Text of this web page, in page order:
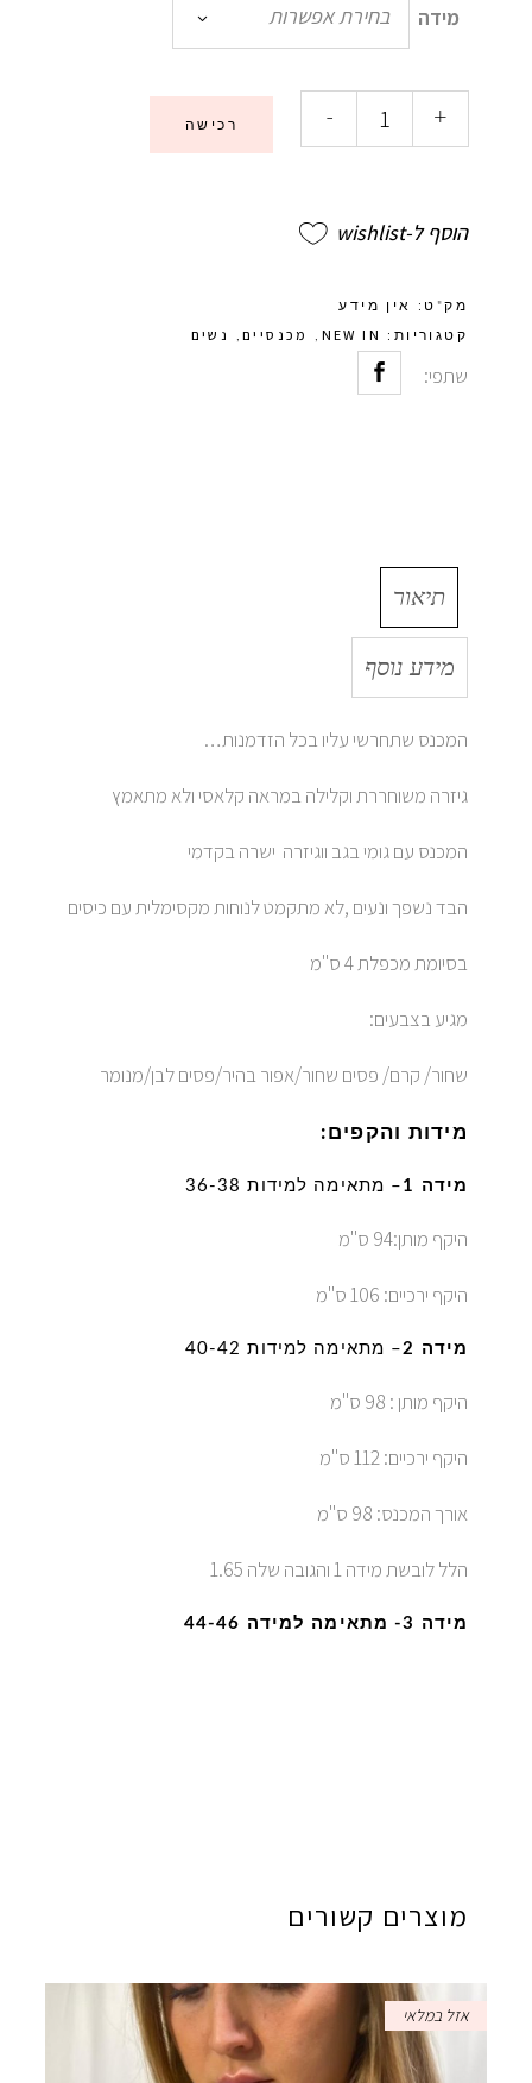
מידה בחירת אפשרות
- + רכישה
הוסף ל-wishlist
מק"ט: אין מידע
קטגוריות: NEW IN מכנסיים נשים
שתפי:
תיאור
מידע נוסף
המכנס שתחרשי עליו בכל הזדמנות…
גיזרה משוחררת וקלילה במראה קלאסי ולא מתאמץ
המכנס עם גומי בגב ווגיזרה ישרה בקדמי
הבד נשפך ונעים ,לא מתקמט לנוחות מקסימלית עם כיסים
בסיומת מכפלת 4 ס"מ
מגיע בצבעים:
שחור/ קרם/ פסים שחור/אפור בהיר/פסים לבן/מנומר
מידות והקפים:
מידה 1 – מתאימה למידות 36-38
היקף מותן:94 ס"מ
היקף ירכיים: 106 ס"מ
מידה 2 – מתאימה למידות 40-42
היקף מותן : 98 ס"מ
היקף ירכיים: 112 ס"מ
אורך המכנס: 98 ס"מ
הלל לובשת מידה 1 והגובה שלה 1.65
מידה 3- מתאימה למידה 44-46
מוצרים קשורים
אזל במלאי